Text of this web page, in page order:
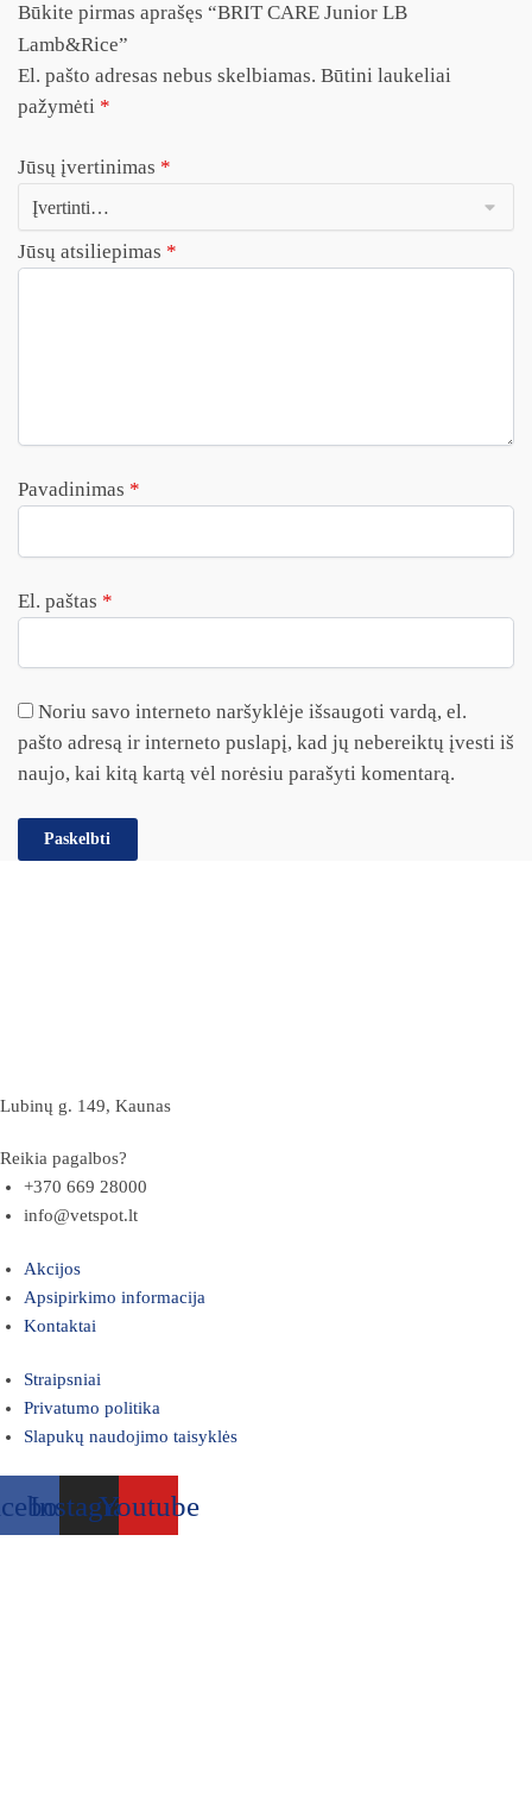
Būkite pirmas aprašęs “BRIT CARE Junior LB
Lamb&Rice”
El. pašto adresas nebus skelbiamas. Būtini laukeliai
pažymėti *
Jūsų įvertinimas *
Jūsų atsiliepimas *
Pavadinimas *
El. paštas *
Noriu savo interneto naršyklėje išsaugoti vardą, el.
pašto adresą ir interneto puslapį, kad jų nebereiktų įvesti iš
naujo, kai kitą kartą vėl norėsiu parašyti komentarą.
Lubinų g. 149, Kaunas
Reikia pagalbos?
+370 669 28000
info@vetspot.lt
Akcijos
Apsipirkimo informacija
Kontaktai
Straipsniai
Privatumo politika
Slapukų naudojimo taisyklės
InstagramYoutube